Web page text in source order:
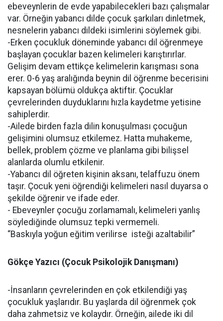
ebeveynlerin de evde yapabilecekleri bazı çalışmalar
var. Örneğin yabancı dilde çocuk şarkıları dinletmek,
nesnelerin yabancı dildeki isimlerini söylemek gibi.
-Erken çocukluk döneminde yabancı dil öğrenmeye
başlayan çocuklar bazen kelimeleri karıştırırlar.
Gelişim devam ettikçe kelimelerin karışması sona
erer. 0-6 yaş aralığında beynin dil öğrenme becerisini
kapsayan bölümü oldukça aktiftir. Çocuklar
çevrelerinden duyduklarını hızla kaydetme yetisine
sahiplerdir.
-Ailede birden fazla dilin konuşulması çocuğun
gelişimini olumsuz etkilemez. Hatta muhakeme,
bellek, problem çözme ve planlama gibi bilişsel
alanlarda olumlu etkilenir.
-Yabancı dil öğreten kişinin aksanı, telaffuzu önem
taşır. Çocuk yeni öğrendiği kelimeleri nasıl duyarsa o
şekilde öğrenir ve ifade eder.
- Ebeveynler çocuğu zorlamamalı, kelimeleri yanlış
söylediğinde olumsuz tepki vermemeli.
“Baskıyla yoğun eğitim verilirse isteği azaltabilir”
Gökçe Yazıcı (Çocuk Psikolojik Danışmanı)
-İnsanların çevrelerinden en çok etkilendiği yaş
çocukluk yaşlarıdır. Bu yaşlarda dil öğrenmek çok
daha zahmetsiz ve kolaydır. Örneğin, ailede iki dil